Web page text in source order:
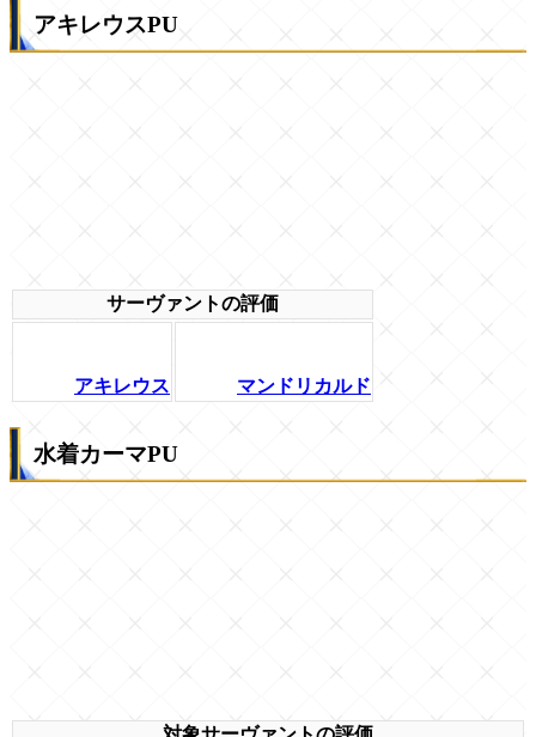
アキレウスPU
サーヴァントの評価
アキレウス マンドリカルド
水着カーマPU